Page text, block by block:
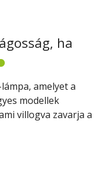
ha
amelyet a
modellek
villogva zavarja a